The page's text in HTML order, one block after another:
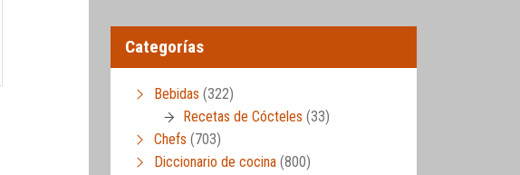
Categorías
Bebidas (322)
Recetas de Cócteles (33)
Chefs (703)
Diccionario de cocina (800)